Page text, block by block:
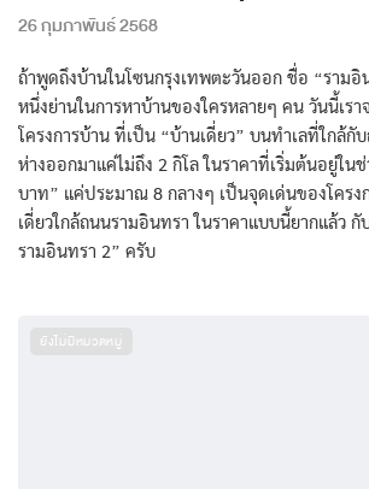
26 กุมภาพันธ์ 2568
ถ้าพูดถึงบ้านในโซนกรุงเทพตะวันออก ชื่อ “รามอิ
หนึ่งย่านในการหาบ้านของใครหลายๆ คน วันนี้เร
โครงการบ้าน ที่เป็น “บ้านเดี่ยว” บนทำเลที่ใกล้
ห่างออกมาแค่ไม่ถึง 2 กิโล ในราคาที่เริ่มต้นอยู่ใน
บาท” แค่ประมาณ 8 กลางๆ เป็นจุดเด่นของโคร
เดี่ยวใกล้ถนนรามอินทรา ในราคาแบบนี้ยากแล้ว กั
รามอินทรา 2” ครับ
ยังไม่มีหมวดหมู่